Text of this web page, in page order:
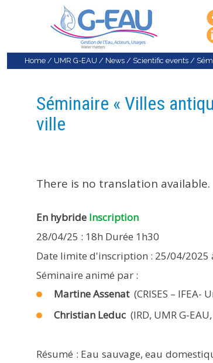
Home / UMR G-EAU / News / Scientific events /
Séminaire « Villes
ville
There is no translation available.
En hybride Inscription
28/04/25 : 18h Durée 1h30
Date limite d'inscription : 25/04/2025
Séminaire animé par :
Martine Assenat (CRISES –
Christian Leduc (IRD, UMR G-
Résumé : Eau sauvage, eau